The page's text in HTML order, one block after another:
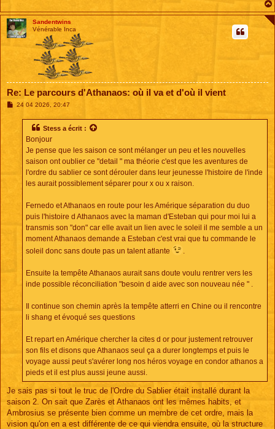
Sandentwins
Vénérable Inca
Re: Le parcours d'Athanaos: où il va et d'où il vient
M24 04 2026, 20:47
Stess a écrit :
Bonjour
Je pense que les saison ce sont mélanger un peu et les nouvelles
saison ont oublier ce "detail " ma théorie c'est que les aventures de
l'ordre du sablier ce sont dérouler dans leur jeunesse l'histoire de l'inde
les aurait possiblement séparer pour x ou x raison.
Fernedo et Athanaos en route pour les Amérique séparation du duo
puis l'histoire d Athanaos avec la maman d'Esteban qui pour moi lui a
transmis son "don" car elle avait un lien avec le soleil il me semble a un
moment Athanaos demande a Esteban c'est vrai que tu commande le
soleil donc sans doute pas un talent atlante
Ensuite la tempête Athanaos aurait sans doute voulu rentrer vers les
inde possible réconciliation "besoin d aide avec son nouveau née " .
Il continue son chemin après la tempête atterri en Chine ou il rencontre
li shang et évoqué ses questions
Et repart en Amérique chercher la cites d or pour justement retrouver
son fils et disons que Athanaos seul ça a durer longtemps et puis le
voyage aussi peut s'avérer long nos héros voyage en condor athanos a
pieds et il est plus aussi jeune aussi.
Je sais pas si tout le truc de l'Ordre du Sablier était installé durant la
saison 2. On sait que Zarès et Athanaos ont les mêmes habits, et
Ambrosius se présente bien comme un membre de cet ordre, mais la
vision qu'on en a est différente de ce qui viendra ensuite, où la structure